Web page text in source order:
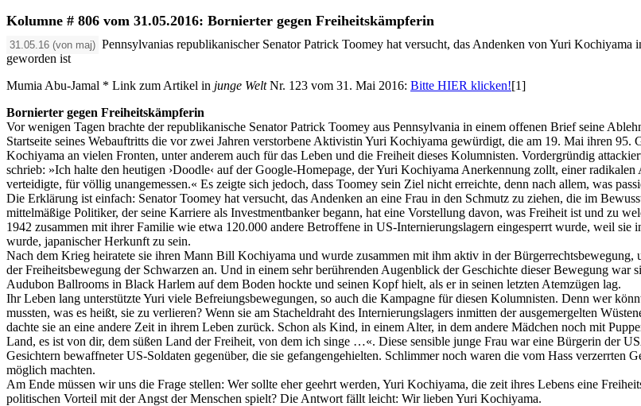
Kolumne # 806 vom 31.05.2016: Bornierter gegen Freiheitskämpferin
31.05.16 (von maj) Pennsylvanias republikanischer Senator Patrick Toomey hat versucht, das Andenken von Yuri
geworden ist
Mumia Abu-Jamal * Link zum Artikel in junge WeltNr. 123 vom 31. Mai 2016: Bitte HIER klicken![1]
Bornierter gegen Freiheitskämpferin
Vor wenigen Tagen brachte der republikanische Senator Patrick Toomey aus Pennsylvania in einem offenen Brief seine
Startseite seines Webauftritts die vor zwei Jahren verstorbene Aktivistin Yuri Kochiyama gewürdigt, die am 19. Mai ihren 95.
Kochiyama an vielen Fronten, unter anderem auch für das Leben und die Freiheit dieses Kolumnisten. Vordergründig
schrieb: »Ich halte den heutigen ›Doodle‹ auf der Google-Homepage, der Yuri Kochiyama Anerkennung zollt, einer
verteidigte, für völlig unangemessen.« Es zeigte sich jedoch, dass Toomey sein Ziel nicht erreichte, denn nach allem, was
Die Erklärung ist einfach: Senator Toomey hat versucht, das Andenken an eine Frau in den Schmutz zu ziehen, die im
mittelmäßige Politiker, der seine Karriere als Investmentbanker begann, hat eine Vorstellung davon, was Freiheit ist und zu
1942 zusammen mit ihrer Familie wie etwa 120.000 andere Betroffene in US-Internierungslagern eingesperrt wurde, weil
wurde, japanischer Herkunft zu sein.
Nach dem Krieg heiratete sie ihren Mann Bill Kochiyama und wurde zusammen mit ihm aktiv in der
der Freiheitsbewegung der Schwarzen an. Und in einem sehr berührenden Augenblick der Geschichte dieser Bewegung
Audubon Ballrooms in Black Harlem auf dem Boden hockte und seinen Kopf hielt, als er in seinen letzten Atemzügen lag.
Ihr Leben lang unterstützte Yuri viele Befreiungsbewegungen, so auch die Kampagne für diesen Kolumnisten. Denn wer
mussten, was es heißt, sie zu verlieren? Wenn sie am Stacheldraht des Internierungslagers inmitten der ausgemergelten
dachte sie an eine andere Zeit in ihrem Leben zurück. Schon als Kind, in einem Alter, in dem andere Mädchen noch mit
Land, es ist von dir, dem süßen Land der Freiheit, von dem ich singe …«. Diese sensible junge Frau war eine Bürgerin der
Gesichtern bewaffneter US-Soldaten gegenüber, die sie gefangengehielten. Schlimmer noch waren die vom Hass verzerrten
möglich machten.
Am Ende müssen wir uns die Frage stellen: Wer sollte eher geehrt werden, Yuri Kochiyama, die zeit ihres Lebens eine
politischen Vorteil mit der Angst der Menschen spielt? Die Antwort fällt leicht: Wir lieben Yuri Kochiyama.